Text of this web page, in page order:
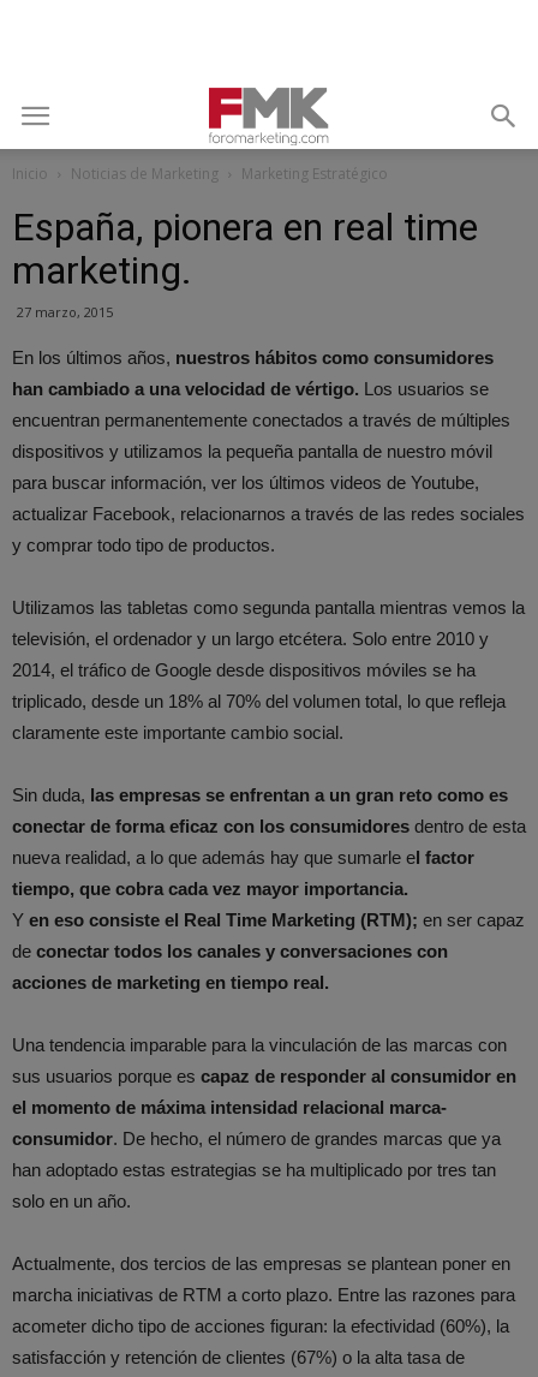
Inicio Noticias de Marketing Marketing Estratégico
España, pionera en real time
marketing.
27 marzo, 2015
En los últimos años, nuestros hábitos como consumidores
han cambiado a una velocidad de vértigo. Los usuarios se
encuentran permanentemente conectados a través de múltiples
dispositivos y utilizamos la pequeña pantalla de nuestro móvil
para buscar información, ver los últimos videos de Youtube,
actualizar Facebook, relacionarnos a través de las redes sociales
y comprar todo tipo de productos.
Utilizamos las tabletas como segunda pantalla mientras vemos la
televisión, el ordenador y un largo etcétera. Solo entre 2010 y
2014, el tráfico de Google desde dispositivos móviles se ha
triplicado, desde un 18% al 70% del volumen total, lo que refleja
claramente este importante cambio social.
Sin duda, las empresas se enfrentan a un gran reto como es
conectar de forma eficaz con los consumidores dentro de esta
nueva realidad, a lo que además hay que sumarle el factor
tiempo, que cobra cada vez mayor importancia.
Y en eso consiste el Real Time Marketing (RTM); en ser capaz
de conectar todos los canales y conversaciones con
acciones de marketing en tiempo real.
Una tendencia imparable para la vinculación de las marcas con
sus usuarios porque es capaz de responder al consumidor en
el momento de máxima intensidad relacional marca-
consumidor. De hecho, el número de grandes marcas que ya
han adoptado estas estrategias se ha multiplicado por tres tan
solo en un año.
Actualmente, dos tercios de las empresas se plantean poner en
marcha iniciativas de RTM a corto plazo. Entre las razones para
acometer dicho tipo de acciones figuran: la efectividad (60%), la
satisfacción y retención de clientes (67%) o la alta tasa de